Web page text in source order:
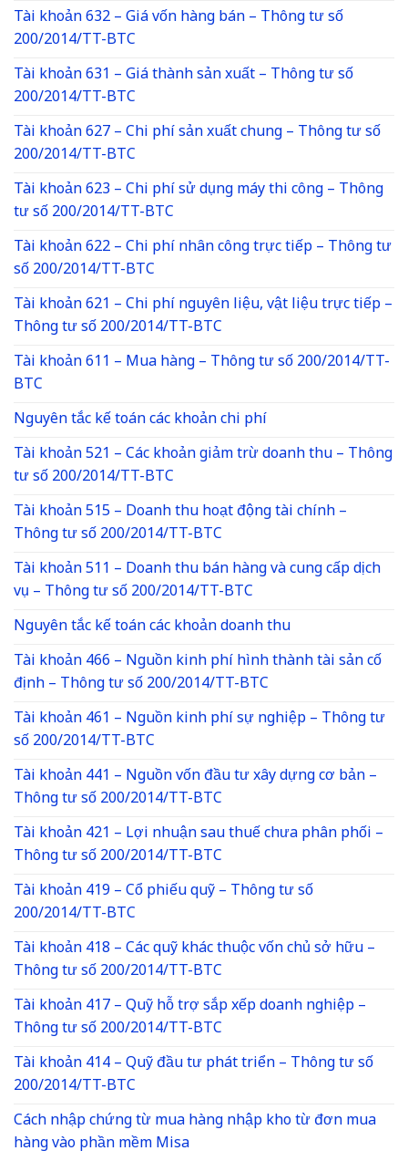
Tài khoản 632 – Giá vốn hàng bán – Thông tư số
200/2014/TT-BTC
Tài khoản 631 – Giá thành sản xuất – Thông tư số
200/2014/TT-BTC
Tài khoản 627 – Chi phí sản xuất chung – Thông tư số
200/2014/TT-BTC
Tài khoản 623 – Chi phí sử dụng máy thi công – Thông
tư số 200/2014/TT-BTC
Tài khoản 622 – Chi phí nhân công trực tiếp – Thông tư
số 200/2014/TT-BTC
Tài khoản 621 – Chi phí nguyên liệu, vật liệu trực tiếp –
Thông tư số 200/2014/TT-BTC
Tài khoản 611 – Mua hàng – Thông tư số 200/2014/TT-
BTC
Nguyên tắc kế toán các khoản chi phí
Tài khoản 521 – Các khoản giảm trừ doanh thu – Thông
tư số 200/2014/TT-BTC
Tài khoản 515 – Doanh thu hoạt động tài chính –
Thông tư số 200/2014/TT-BTC
Tài khoản 511 – Doanh thu bán hàng và cung cấp dịch
vụ – Thông tư số 200/2014/TT-BTC
Nguyên tắc kế toán các khoản doanh thu
Tài khoản 466 – Nguồn kinh phí hình thành tài sản cố
định – Thông tư số 200/2014/TT-BTC
Tài khoản 461 – Nguồn kinh phí sự nghiệp – Thông tư
số 200/2014/TT-BTC
Tài khoản 441 – Nguồn vốn đầu tư xây dựng cơ bản –
Thông tư số 200/2014/TT-BTC
Tài khoản 421 – Lợi nhuận sau thuế chưa phân phối –
Thông tư số 200/2014/TT-BTC
Tài khoản 419 – Cổ phiếu quỹ – Thông tư số
200/2014/TT-BTC
Tài khoản 418 – Các quỹ khác thuộc vốn chủ sở hữu –
Thông tư số 200/2014/TT-BTC
Tài khoản 417 – Quỹ hỗ trợ sắp xếp doanh nghiệp –
Thông tư số 200/2014/TT-BTC
Tài khoản 414 – Quỹ đầu tư phát triển – Thông tư số
200/2014/TT-BTC
Cách nhập chứng từ mua hàng nhập kho từ đơn mua
hàng vào phần mềm Misa